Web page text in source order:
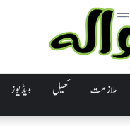
ملازمت کھیل ویڈیوز